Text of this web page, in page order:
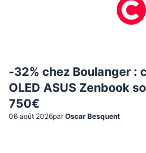
-32% chez Boulanger :
OLED ASUS Zenbook
750€
06 août 2026par Oscar Besquent